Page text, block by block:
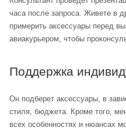
часа после запроса. Живете в
примерить аксессуары перед
авиакурьером, чтобы
Поддержка
Он подберет аксессуары, в
стиля, бюджета. Кроме того,
всех особенностях и нюансах